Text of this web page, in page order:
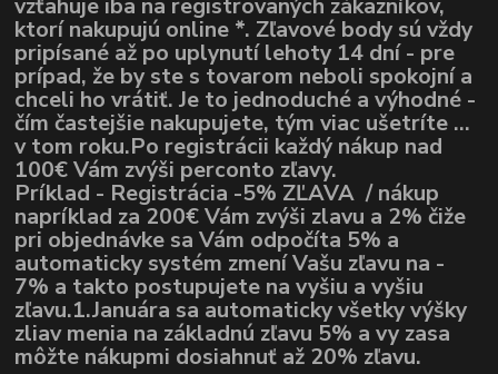
vzťahuje iba na registrovaných zákazníkov,
ktorí nakupujú online *. Zľavové body sú vždy
pripísané až po uplynutí lehoty 14 dní - pre
prípad, že by ste s tovarom neboli spokojní a
chceli ho vrátiť. Je to jednoduché a výhodné -
čím častejšie nakupujete, tým viac ušetríte ...
v tom roku.Po registrácii každý nákup nad
100€ Vám zvýši perconto zľavy.
Príklad - Registrácia -5% ZĽAVA / nákup
napríklad za 200€ Vám zvýši zlavu a 2% čiže
pri objednávke sa Vám odpočíta 5% a
automaticky systém zmení Vašu zľavu na -
7% a takto postupujete na vyšiu a vyšiu
zľavu.1.Januára sa automaticky všetky výšky
zliav menia na základnú zľavu 5% a vy zasa
môžte nákupmi dosiahnuť až 20% zľavu.